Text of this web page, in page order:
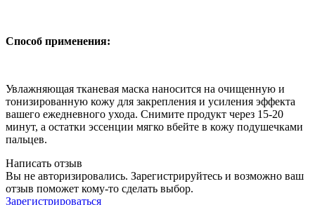
Способ применения:
Увлажняющая тканевая маска наносится на очищенную и
тонизированную кожу для закрепления и усиления эффекта
вашего ежедневного ухода. Снимите продукт через 15-20
минут, а остатки эссенции мягко вбейте в кожу подушечками
пальцев.
Написать отзыв
Вы не авторизировались. Зарегистрируйтесь и возможно ваш
отзыв поможет кому-то сделать выбор.
Зарегистрироваться